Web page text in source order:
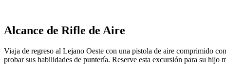
Alcance de Rifle de Aire
Viaja de regreso al Lejano Oeste con una pistola de aire comprimido
probar sus habilidades de puntería. Reserve esta excursión para su